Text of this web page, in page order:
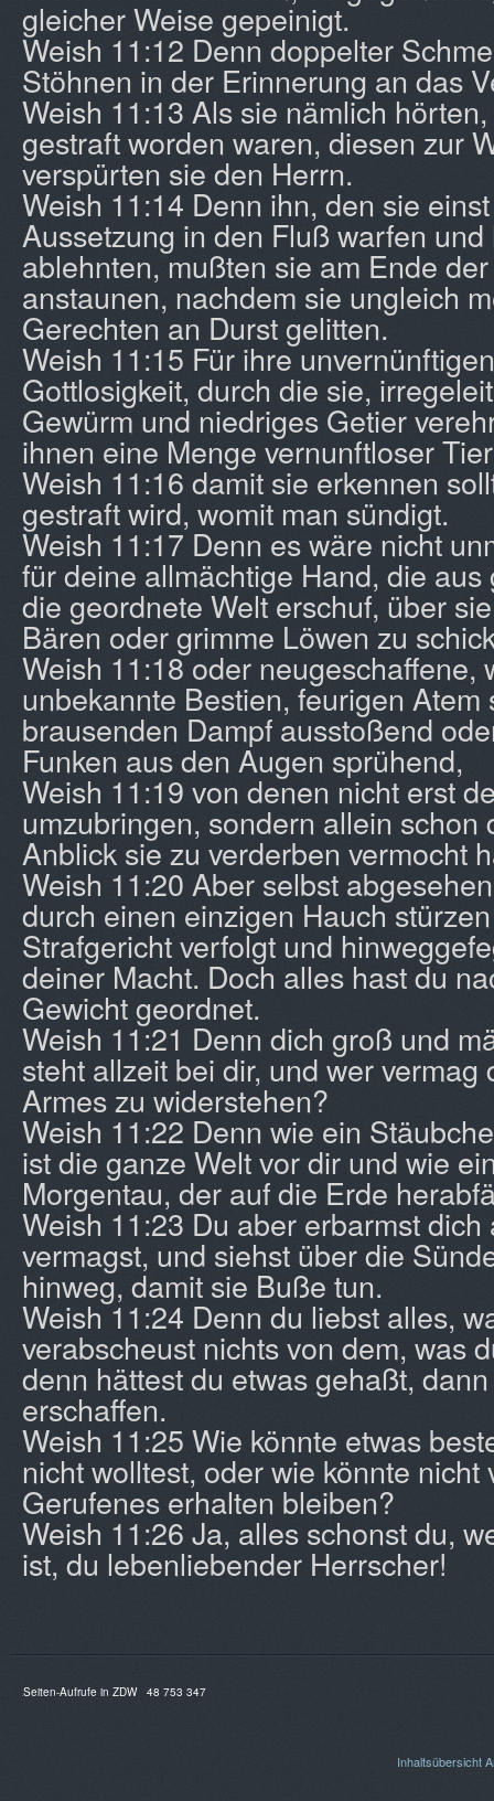
gleicher Weise gepeinigt.
Weish 11:12 Denn doppelter
Stöhnen in der Erinnerung an das
Weish 11:13 Als sie nämlich
gestraft worden waren, diesen zur
verspürten sie den Herrn.
Weish 11:14 Denn ihn, den sie
Aussetzung in den Fluß warfen
ablehnten, mußten sie am Ende
anstaunen, nachdem sie ungleich
Gerechten an Durst gelitten.
Weish 11:15 Für ihre
Gottlosigkeit, durch die sie,
Gewürm und niedriges Getier
ihnen eine Menge vernunftloser
Weish 11:16 damit sie erkennen
gestraft wird, womit man sündigt.
Weish 11:17 Denn es wäre nicht
für deine allmächtige Hand, die
die geordnete Welt erschuf, über
Bären oder grimme Löwen zu
Weish 11:18 oder neugeschaffene,
unbekannte Bestien, feurigen
brausenden Dampf ausstoßend
Funken aus den Augen sprühend,
Weish 11:19 von denen nicht erst
umzubringen, sondern allein schon
Anblick sie zu verderben vermocht
Weish 11:20 Aber selbst
durch einen einzigen Hauch
Strafgericht verfolgt und
deiner Macht. Doch alles hast du
Gewicht geordnet.
Weish 11:21 Denn dich groß und
steht allzeit bei dir, und wer vermag
Armes zu widerstehen?
Weish 11:22 Denn wie ein
ist die ganze Welt vor dir und wie
Morgentau, der auf die Erde
Weish 11:23 Du aber erbarmst
vermagst, und siehst über die
hinweg, damit sie Buße tun.
Weish 11:24 Denn du liebst alles,
verabscheust nichts von dem, was
denn hättest du etwas gehaßt,
erschaffen.
Weish 11:25 Wie könnte etwas
nicht wolltest, oder wie könnte
Gerufenes erhalten bleiben?
Weish 11:26 Ja, alles schonst du,
ist, du lebenliebender Herrscher!
Seiten-Aufrufe in ZDW 48 753 347
Inhaltsübersicht